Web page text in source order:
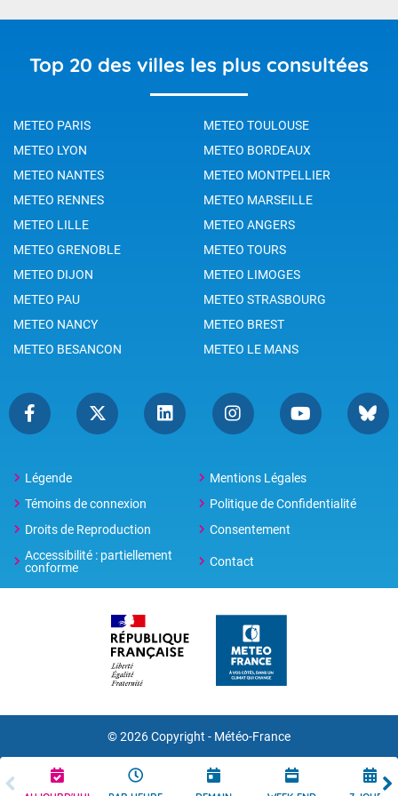
Top 20 des villes les plus consultées
METEO PARIS
METEO TOULOUSE
METEO LYON
METEO BORDEAUX
METEO NANTES
METEO MONTPELLIER
METEO RENNES
METEO MARSEILLE
METEO LILLE
METEO ANGERS
METEO GRENOBLE
METEO TOURS
METEO DIJON
METEO LIMOGES
METEO PAU
METEO STRASBOURG
METEO NANCY
METEO BREST
METEO BESANCON
METEO LE MANS
Légende
Mentions Légales
Témoins de connexion
Politique de Confidentialité
Droits de Reproduction
Consentement
Accessibilité : partiellement
conforme
Contact
© 2026 Copyright - Météo-France